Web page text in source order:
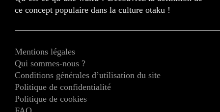
ce concept populaire dans la culture otaku !
Mentions légales
Qui sommes-nous ?
Conditions générales d’utilisation du site
Politique de confidentialité
Politique de cookies